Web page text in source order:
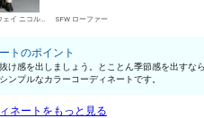
ハイダウェイ ニコル デニムパンツ・ジーンズ SFW ローファー
トのポイント
を出しましょう。とことん季節感を出す
プルなカラーコーディネートです。
ネートをもっと見る